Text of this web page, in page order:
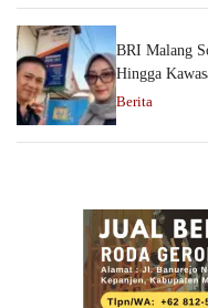
BRI Malang
Hingga
Berita